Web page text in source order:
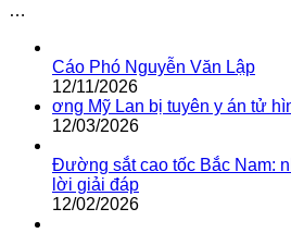
…
Cáo Phó Nguyễn Văn Lập
12/11/2026
ơng Mỹ Lan bị tuyên y án tử
12/03/2026
Đường sắt cao tốc Bắc Nam:
lời giải đáp
12/02/2026